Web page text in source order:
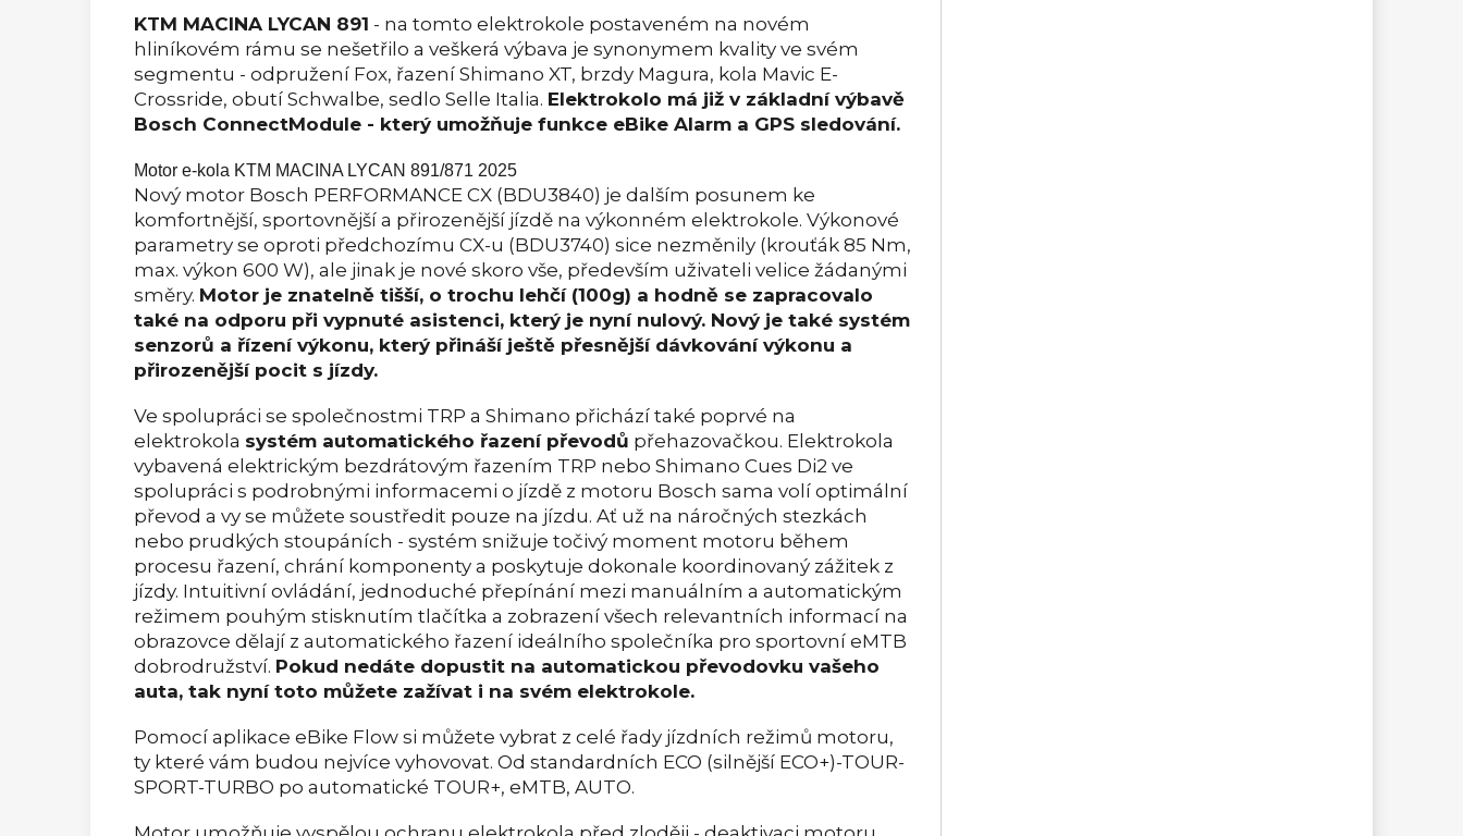
KTM MACINA LYCAN 891 - na tomto elektrokole postaveném na novém
hliníkovém rámu se nešetřilo a veškerá výbava je synonymem kvality ve svém
segmentu - odpružení Fox, řazení Shimano XT, brzdy Magura, kola Mavic E-
Crossride, obutí Schwalbe, sedlo Selle Italia. Elektrokolo má již v základní výbavě
Bosch ConnectModule - který umožňuje funkce eBike Alarm a GPS sledování.
Motor e-kola KTM MACINA LYCAN 891/871 2025
Nový motor Bosch PERFORMANCE CX (BDU3840) je dalším posunem ke
komfortnější, sportovnější a přirozenější jízdě na výkonném elektrokole. Výkonové
parametry se oproti předchozímu CX-u (BDU3740) sice nezměnily (krouťák 85 Nm,
max. výkon 600 W), ale jinak je nové skoro vše, především uživateli velice žádanými
směry. Motor je znatelně tišší, o trochu lehčí (100g) a hodně se zapracovalo
také na odporu při vypnuté asistenci, který je nyní nulový. Nový je také systém
senzorů a řízení výkonu, který přináší ještě přesnější dávkování výkonu a
přirozenější pocit s jízdy.
Ve spolupráci se společnostmi TRP a Shimano přichází také poprvé na
elektrokola systém automatického řazení převodů přehazovačkou. Elektrokola
vybavená elektrickým bezdrátovým řazením TRP nebo Shimano Cues Di2 ve
spolupráci s podrobnými informacemi o jízdě z motoru Bosch sama volí optimální
převod a vy se můžete soustředit pouze na jízdu. Ať už na náročných stezkách
nebo prudkých stoupáních - systém snižuje točivý moment motoru během
procesu řazení, chrání komponenty a poskytuje dokonale koordinovaný zážitek z
jízdy. Intuitivní ovládání, jednoduché přepínání mezi manuálním a automatickým
režimem pouhým stisknutím tlačítka a zobrazení všech relevantních informací na
obrazovce dělají z automatického řazení ideálního společníka pro sportovní eMTB
dobrodružství. Pokud nedáte dopustit na automatickou převodovku vašeho
auta, tak nyní toto můžete zažívat i na svém elektrokole.
Pomocí aplikace eBike Flow si můžete vybrat z celé řady jízdních režimů motoru,
ty které vám budou nejvíce vyhovovat. Od standardních ECO (silnější ECO+)-TOUR-
SPORT-TURBO po automatické TOUR+, eMTB, AUTO.